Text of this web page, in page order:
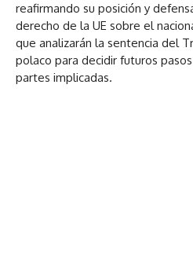
reafirmando su posición y
derecho de la UE sobre el
que analizarán la sentencia del
polaco para decidir futuros
partes implicadas.